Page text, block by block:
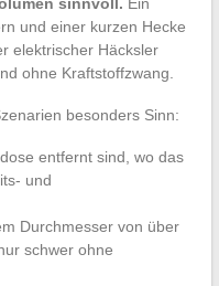
sinnvoll. Ein
und einer kurzen Hecke
elektrischer Häcksler
ohne Kraftstoffzwang.
besonders Sinn:
entfernt sind, wo das
und
Durchmesser von über
schwer ohne